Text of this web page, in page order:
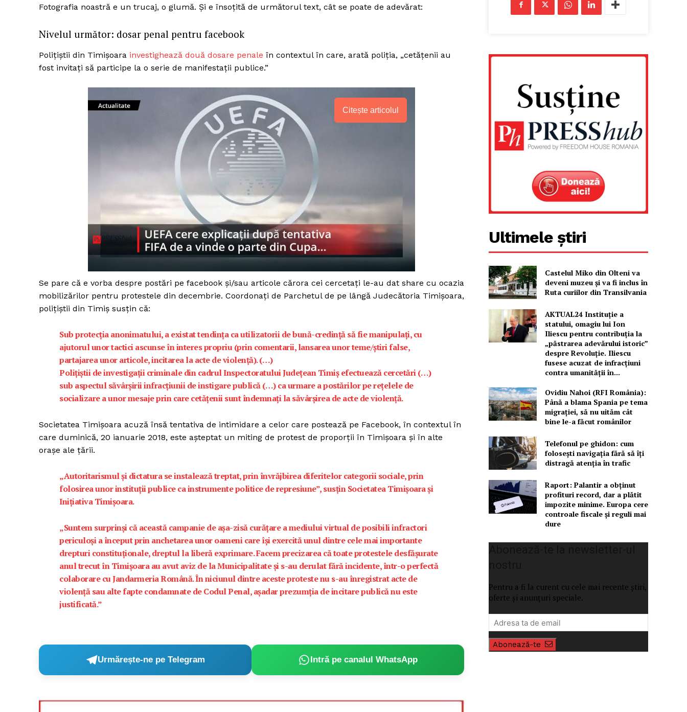
Fotografia noastră e un trucaj, o glumă. Și e însoțită de următorul text, cât se poate de adevărat:
Nivelul următor: dosar penal pentru facebook
Polițiștii din Timișoara investighează două dosare penale în contextul în care, arată poliția, „cetățenii au
fost invitați să participe la o serie de manifestații publice.”
Citește articolul
Se pare că e vorba despre postări pe facebook și/sau articole cărora cei cercetați le-au dat share cu ocazia
mobilizărilor pentru protestele din decembrie. Coordonați de Parchetul de pe lângă Judecătoria Timișoara,
polițiștii din Timiș susțin că:
Sub protecția anonimatului, a existat tendința ca utilizatorii de bună-credință să fie manipulați, cu
ajutorul unor tactici ascunse în interes propriu (prin comentarii, lansarea unor teme/știri false,
partajarea unor articole, incitarea la acte de violență). (…)
Polițiștii de investigații criminale din cadrul Inspectoratului Județean Timiș efectuează cercetări (…)
sub aspectul săvârșirii infracțiunii de instigare publică (…) ca urmare a postărilor pe rețelele de
socializare a unor mesaje prin care cetățenii sunt îndemnați la săvârșirea de acte de violență.
Societatea Timișoara acuză însă tentativa de intimidare a celor care postează pe Facebook, în contextul în
care duminică, 20 ianuarie 2018, este așteptat un miting de protest de proporții în Timișoara și în alte
orașe ale țării.
„Autoritarismul și dictatura se instalează treptat, prin învrăjbirea diferitelor categorii sociale, prin
folosirea unor instituții publice ca instrumente politice de represiune”, susțin Societatea Timișoara și
Inițiativa Timișoara.
„Suntem surprinși că această campanie de așa-zisă curățare a mediului virtual de posibili infractori
periculoși a început prin anchetarea unor oameni care își exercită unul dintre cele mai importante
drepturi constituționale, dreptul la liberă exprimare. Facem precizarea că toate protestele desfășurate
anul trecut în Timișoara au avut aviz de la Municipalitate și s-au derulat fără incidente, într-o perfectă
colaborare cu Jandarmeria Română. În niciunul dintre aceste proteste nu s-au înregistrat acte de
violență sau alte fapte condamnate de Codul Penal, așadar prezumția de incitare publică nu este
justificată.”
Urmărește-ne pe Telegram Intră pe canalul WhatsApp
Ultimele știri
Castelul Miko din Olteni va
deveni muzeu şi va fi inclus în
Ruta curiilor din Transilvania
AKTUAL24 Instituție a
statului, omagiu lui Ion
Iliescu pentru contribuția la
„păstrarea adevărului istoric”
despre Revoluție. Iliescu
fusese acuzat de infracțiuni
contra umanității în...
Ovidiu Nahoi (RFI România):
Până a blama Spania pe tema
migrației, să nu uităm cât
bine le-a făcut românilor
Telefonul pe ghidon: cum
folosești navigația fără să îți
distragă atenția în trafic
Raport: Palantir a obținut
profituri record, dar a plătit
impozite minime. Europa cere
controale fiscale și reguli mai
dure
Pentru a fi la curent cu cele mai recente știri,
oferte și anunțuri speciale.
Abonează-te